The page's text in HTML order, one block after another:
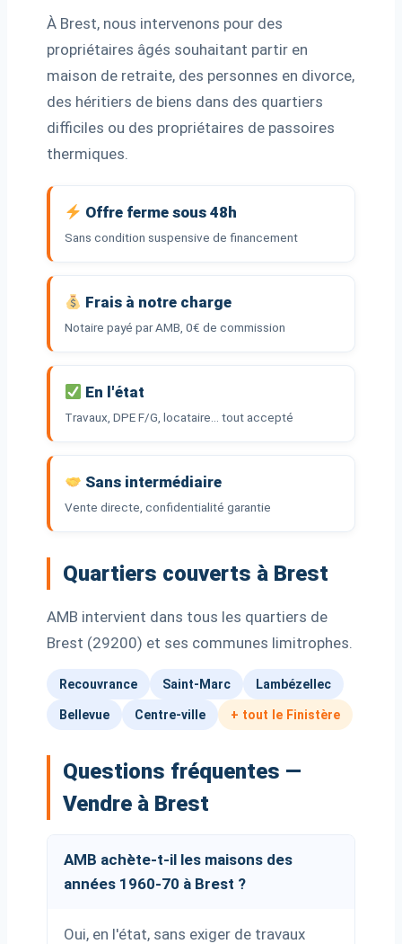
À Brest, nous intervenons pour des
propriétaires âgés souhaitant partir en
maison de retraite, des personnes en divorce,
des héritiers de biens dans des quartiers
difficiles ou des propriétaires de passoires
thermiques.
Offre ferme sous 48h
Sans condition suspensive de financement
Frais à notre charge
Notaire payé par AMB, 0€ de commission
En l'état
Travaux, DPE F/G, locataire… tout accepté
Sans intermédiaire
Vente directe, confidentialité garantie
Quartiers couverts à Brest
AMB intervient dans tous les quartiers de
Brest (29200) et ses communes limitrophes.
Recouvrance Saint-Marc Lambézellec
Bellevue Centre-ville + tout le Finistère
Questions fréquentes —
Vendre à Brest
AMB achète-t-il les maisons des
années 1960-70 à Brest ?
Oui, en l'état, sans exiger de travaux